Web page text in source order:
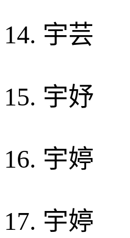
14. 宇芸
15. 宇妤
16. 宇婷
17. 宇婷